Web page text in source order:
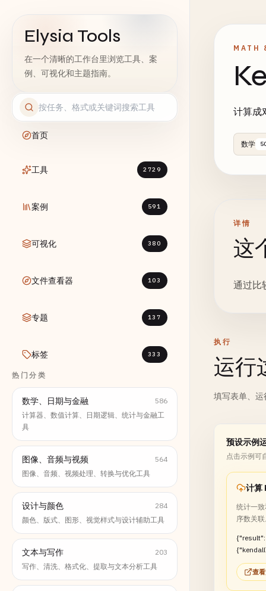
Elysia Tools
在一个清晰的工作台里浏览工具、案
例、可视化和主题指南。
首页
工具 2729
案例 591
可视化 380
文件查看器 103
专题 137
标签 333
热门分类
数学、日期与金融
586
计算器、数值计算、日期逻辑、统计与金融工
具
图像、音频与视频
564
图像、音频、视频处理、转换与优化工具
设计与颜色
284
颜色、版式、图形、视觉样式与设计辅助工具
文本与写作
203
写作、清洗、格式化、提取与文本分析工具
MATH
计算成
数学
详情
这
通过比
执行
运行
填写表单、
预设示例
点击示例可
计算
统计一
序数关
{"result":
查